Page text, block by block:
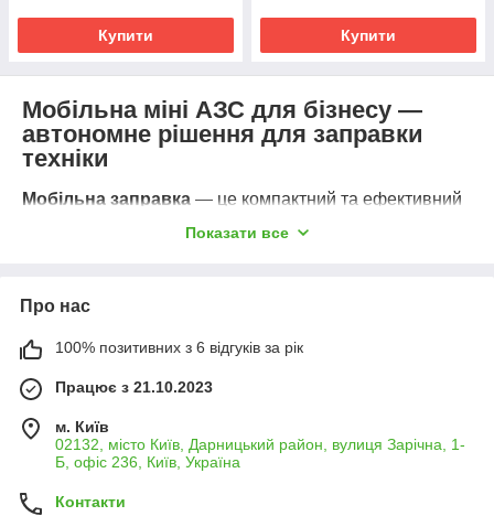
Купити Купити
Мобільна міні АЗС для бізнесу —
автономне рішення для заправки
техніки
Мобільна заправка — це компактний та ефективний
потреби в стаціонарній АЗС. Така система ідеально
обладнання, морських суден та будівельної техніки
Застосування мобільних АЗС
Мобільні заправні комплекси активно
використовуються:
уфермерських господарствах — для
улогістичних компаніях
Показати все
Про нас
100% позитивних з 6 відгуків за рік
Працює з 21.10.2023
м. Київ
02132, місто Київ, Дарницький район, вулиця Зарічна, 1-
Б, офіс 236, Київ, Україна
Контакти